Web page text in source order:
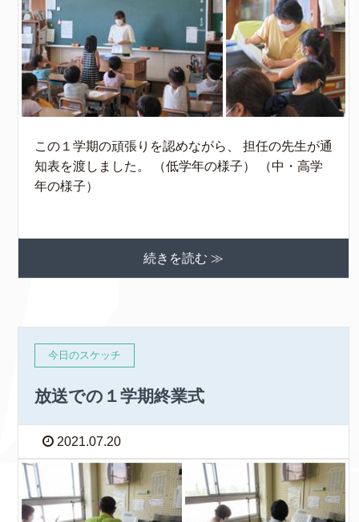
この１学期の頑張りを認めながら、 担任の先生が通
知表を渡しました。 （低学年の様子） （中・高学
年の様子）
続きを読む ≫
今日のスケッチ
放送での１学期終業式
2021.07.20